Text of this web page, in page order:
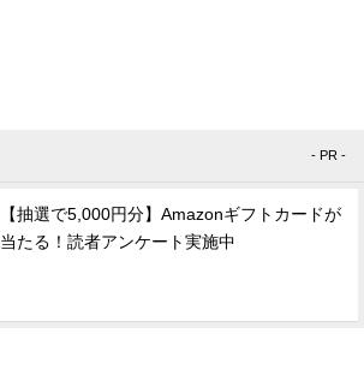
- PR -
【抽選で5,000円分】Amazonギフトカードが
当たる！読者アンケート実施中